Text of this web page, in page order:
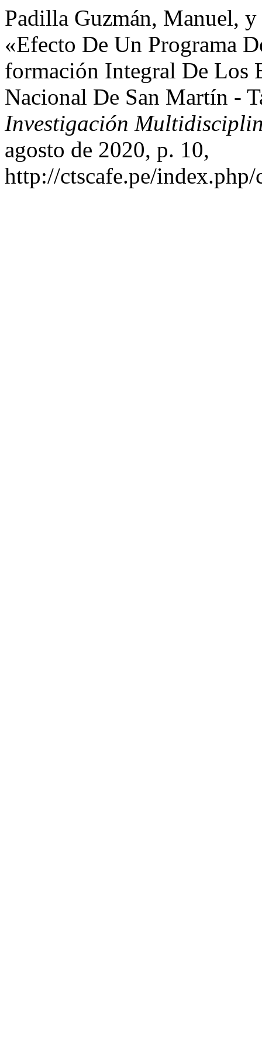
Padilla Guzmán, Manuel,
«Efecto De Un Programa
formación Integral De Los
Nacional De San Martín -
Investigación
agosto de 2020, p. 10,
http://ctscafe.pe/